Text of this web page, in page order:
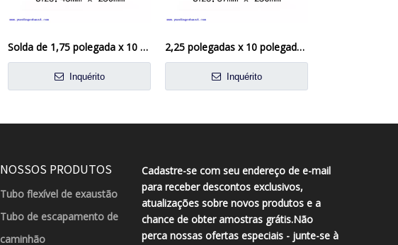
Solda de 1,75 polegada x 10 polegadas no exaustor Flexi Pipe Flex Justiça Flexível Reparo de tubo flexível
Inquérito
2,25 polegadas x 10 polegadas Exaustão Flexi Pipe Sold na junta flexível Reparo de tubo flexível
Inquérito
NOSSOS PRODUTOS
Tubo flexível de exaustão
Tubo de escapamento de
caminhão
Cadastre-se com seu endereço de e-mail
para receber descontos exclusivos,
atualizações sobre novos produtos e a
chance de obter amostras grátis.Não
perca nossas ofertas especiais - junte-se à